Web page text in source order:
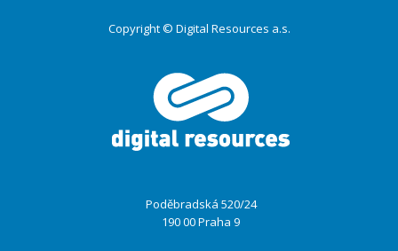
Copyright © Digital Resources a.s.
Poděbradská 520/24
190 00 Praha 9